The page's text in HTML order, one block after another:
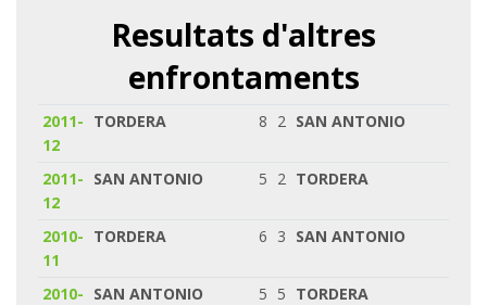
Resultats d'altres
enfrontaments
2011-
12
TORDERA 8 2 SAN ANTONIO
2011-
12
SAN ANTONIO 5 2 TORDERA
2010-
11
TORDERA 6 3 SAN ANTONIO
2010- SAN ANTONIO 5 5 TORDERA